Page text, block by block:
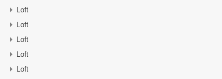
Loft
Loft
Loft
Loft
Loft